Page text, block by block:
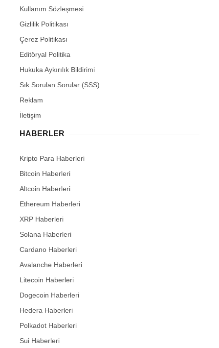
Kullanım Sözleşmesi
Gizlilik Politikası
Çerez Politikası
Editöryal Politika
Hukuka Aykırılık Bildirimi
Sık Sorulan Sorular (SSS)
Reklam
İletişim
HABERLER
Kripto Para Haberleri
Bitcoin Haberleri
Altcoin Haberleri
Ethereum Haberleri
XRP Haberleri
Solana Haberleri
Cardano Haberleri
Avalanche Haberleri
Litecoin Haberleri
Dogecoin Haberleri
Hedera Haberleri
Polkadot Haberleri
Sui Haberleri